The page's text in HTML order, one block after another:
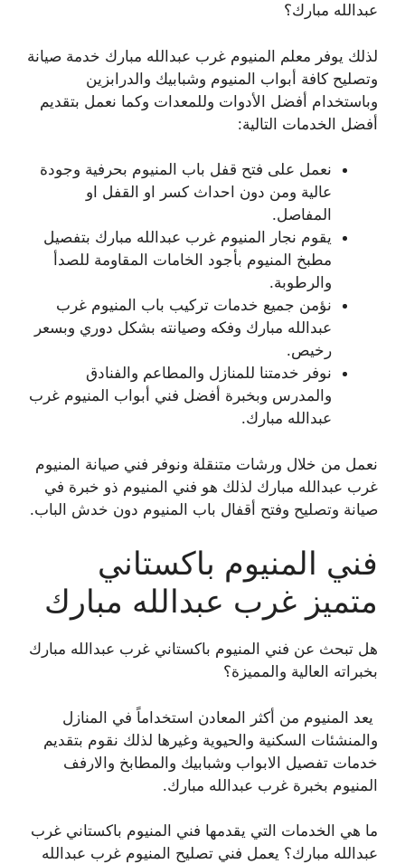
عبدالله مبارك؟
لذلك يوفر معلم المنيوم غرب عبدالله مبارك خدمة صيانة
وتصليح كافة أبواب المنيوم وشبابيك والدرابزين
وباستخدام أفضل الأدوات وللمعدات وكما نعمل بتقديم
أفضل الخدمات التالية:
نعمل على فتح قفل باب المنيوم بحرفية وجودة
عالية ومن دون احداث كسر او القفل او
المفاصل.
يقوم نجار المنيوم غرب عبدالله مبارك بتفصيل
مطبخ المنيوم بأجود الخامات المقاومة للصدأ
والرطوبة.
نؤمن جميع خدمات تركيب باب المنيوم غرب
عبدالله مبارك وفكه وصيانته بشكل دوري وبسعر
رخيص.
نوفر خدمتنا للمنازل والمطاعم والفنادق
والمدرس وبخبرة أفضل فني أبواب المنيوم غرب
عبدالله مبارك.
نعمل من خلال ورشات متنقلة ونوفر فني صيانة المنيوم
غرب عبدالله مبارك لذلك هو فني المنيوم ذو خبرة في
صيانة وتصليح وفتح أقفال باب المنيوم دون خدش الباب.
فني المنيوم باكستاني
متميز غرب عبدالله مبارك
هل تبحث عن فني المنيوم باكستاني غرب عبدالله مبارك
بخبراته العالية والمميزة؟
يعد المنيوم من أكثر المعادن استخداماً في المنازل
والمنشئات السكنية والحيوية وغيرها لذلك نقوم بتقديم
خدمات تفصيل الابواب وشبابيك والمطابخ والارفف
المنيوم بخبرة غرب عبدالله مبارك.
ما هي الخدمات التي يقدمها فني المنيوم باكستاني غرب
عبدالله مبارك؟ يعمل فني تصليح المنيوم غرب عبدالله